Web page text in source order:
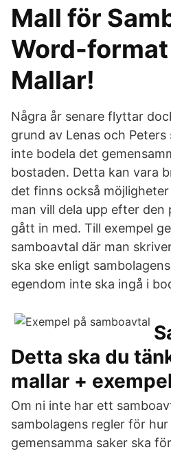
Mall för
Word-
Mallar!
Några år ­senare flyttar
grund av Lenas och
inte bodela det
bostaden. Detta kan vara
det finns också
man vill dela upp efter
gått in med. Till exempel
samboavtal där man
ska ske enligt
egendom inte ska ingå i
Detta ska du
mallar +
Om ni inte har ett
sambolagens regler för
gemensamma saker ska